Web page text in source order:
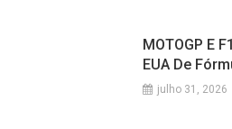
MOTOGP E
EUA De
julho 31, 2026